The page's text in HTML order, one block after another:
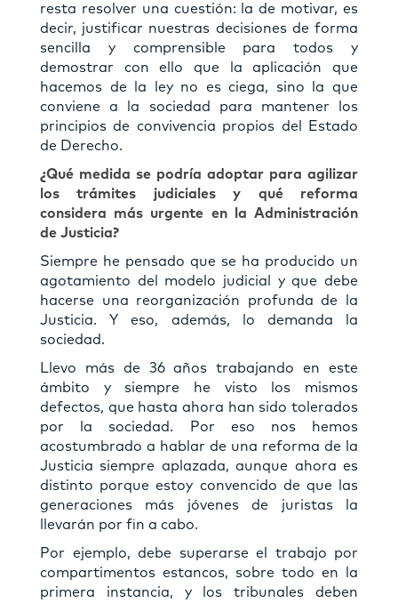
resta resolver una cuestión: la de motivar, es
decir, justiﬁcar nuestras decisiones de forma
sencilla y comprensible para todos y
demostrar con ello que la aplicación que
hacemos de la ley no es ciega, sino la que
conviene a la sociedad para mantener los
principios de convivencia propios del Estado
de Derecho.
¿Qué medida se podría adoptar para agilizar
los trámites judiciales y qué reforma
considera más urgente en la Administración
de Justicia?
Siempre he pensado que se ha producido un
agotamiento del modelo judicial y que debe
hacerse una reorganización profunda de la
Justicia. Y eso, además, lo demanda la
sociedad.
Llevo más de 36 años trabajando en este
ámbito y siempre he visto los mismos
defectos, que hasta ahora han sido tolerados
por la sociedad. Por eso nos hemos
acostumbrado a hablar de una reforma de la
Justicia siempre aplazada, aunque ahora es
distinto porque estoy convencido de que las
generaciones más jóvenes de juristas la
llevarán por ﬁn a cabo.
Por ejemplo, debe superarse el trabajo por
compartimentos estancos, sobre todo en la
primera instancia, y los tribunales deben